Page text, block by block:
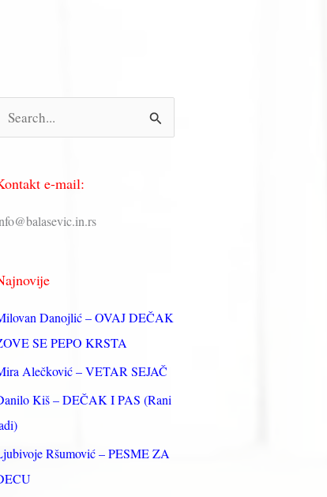
e-mail:
Danojlić – OVAJ DEČAK
SE PEPO KRSTA
Alečković – VETAR SEJAČ
Kiš – DEČAK I PAS (Rani
Ršumović – PESME ZA